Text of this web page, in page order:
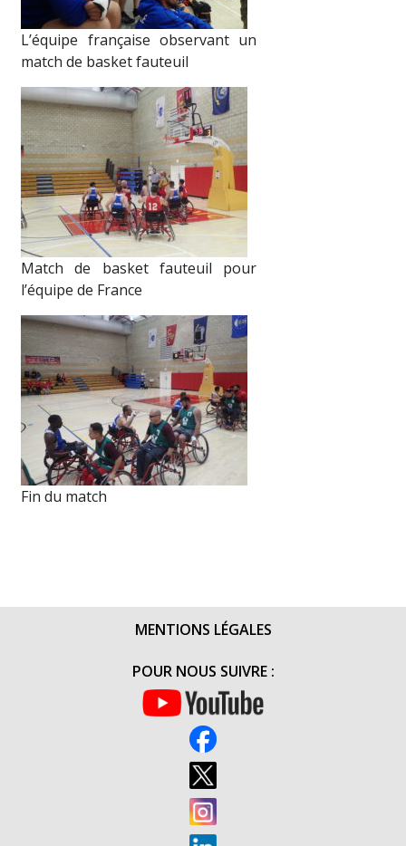
L’équipe française observant un
match de basket fauteuil
Match de basket fauteuil pour
l’équipe de France
Fin du match
MENTIONS LÉGALES
POUR NOUS SUIVRE :